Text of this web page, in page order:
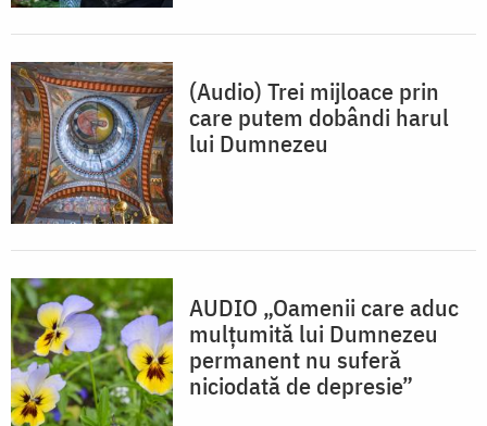
(Audio) Trei mijloace prin
care putem dobândi harul
lui Dumnezeu
AUDIO „Oamenii care aduc
mulțumită lui Dumnezeu
permanent nu suferă
niciodată de depresie”